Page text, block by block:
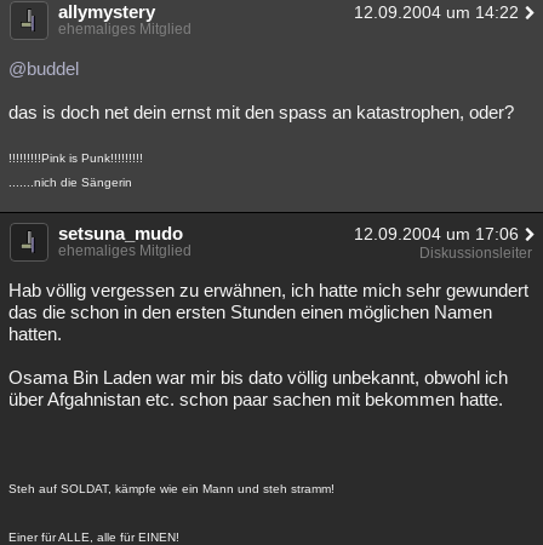
allymystery 12.09.2004 um 14:22
ehemaliges Mitglied
@buddel
das is doch net dein ernst mit den spass an katastrophen, oder?
!!!!!!!!!Pink is Punk!!!!!!!!!
.......nich die Sängerin
setsuna_mudo 12.09.2004 um 17:06
ehemaliges Mitglied Diskussionsleiter
Hab völlig vergessen zu erwähnen, ich hatte mich sehr gewundert
das die schon in den ersten Stunden einen möglichen Namen
hatten.
Osama Bin Laden war mir bis dato völlig unbekannt, obwohl ich
über Afgahnistan etc. schon paar sachen mit bekommen hatte.
Steh auf SOLDAT, kämpfe wie ein Mann und steh stramm!
Einer für ALLE, alle für EINEN!